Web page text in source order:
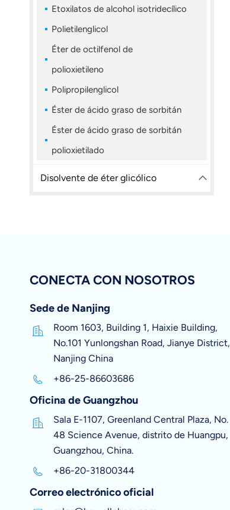
Etoxilatos de alcohol isotridecílico
Polietilenglicol
Éter de octilfenol de
polioxietileno
Polipropilenglicol
Éster de ácido graso de sorbitán
Éster de ácido graso de sorbitán
polioxietilado
Disolvente de éter glicólico
CONECTA CON NOSOTROS
Sede de Nanjing
Room 1603, Building 1, Haixie Building,
No.101 Yunlongshan Road, Jianye District,
Nanjing China
+86-25-86603686
Oficina de Guangzhou
Sala E-1107, Greenland Central Plaza, No.
48 Science Avenue, distrito de Huangpu,
Guangzhou, China.
+86-20-31800344
Correo electrónico oficial